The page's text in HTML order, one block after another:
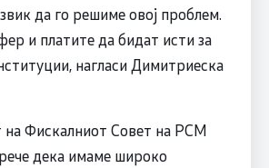
да го решиме овој проблем.
и платите да бидат исти за
нагласи Димитриеска
на Фискалниот Совет на РСМ
дека имаме широко